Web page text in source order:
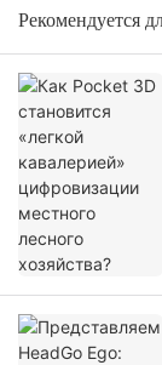
Рекомендуется